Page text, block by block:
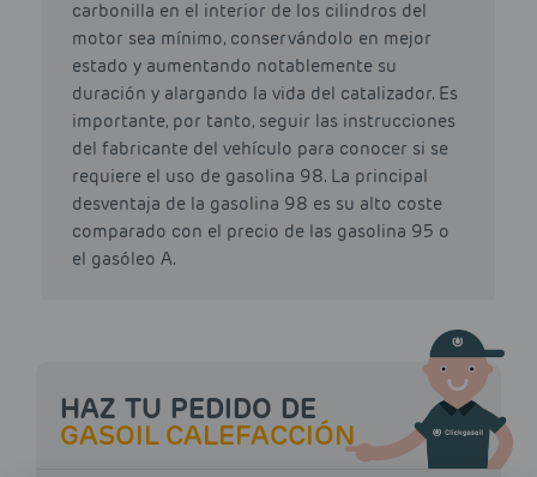
carbonilla en el interior de los cilindros del
motor sea mínimo, conservándolo en mejor
estado y aumentando notablemente su
duración y alargando la vida del catalizador. Es
importante, por tanto, seguir las instrucciones
del fabricante del vehículo para conocer si se
requiere el uso de gasolina 98. La principal
desventaja de la gasolina 98 es su alto coste
comparado con el precio de las gasolina 95 o
el gasóleo A.
HAZ TU PEDIDO DE
GASOIL CALEFACCIÓN